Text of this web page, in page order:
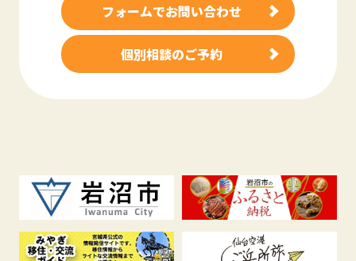
フォームでお問い合わせ
個別相談のご予約